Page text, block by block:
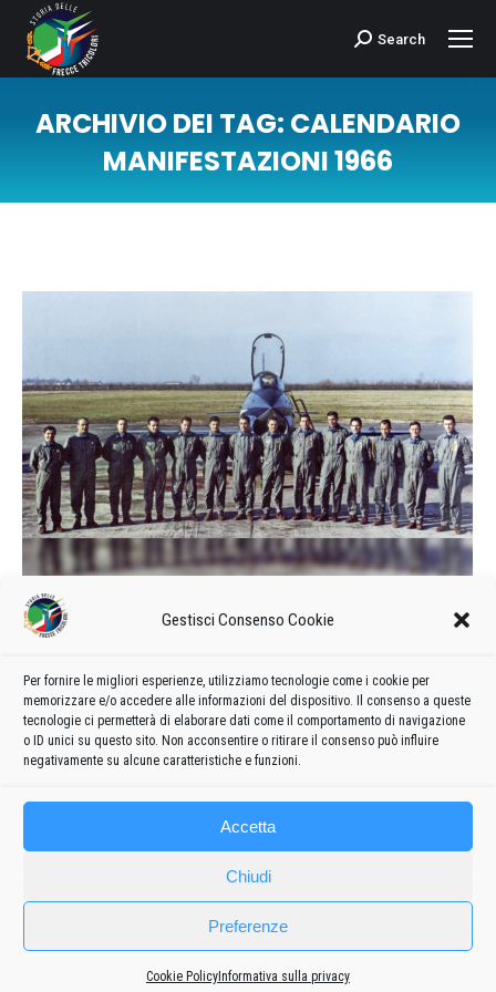
Gestisci Consenso Cookie
Per fornire le migliori esperienze, utilizziamo tecnologie come i cookie per
memorizzare e/o accedere alle informazioni del dispositivo. Il consenso a queste
tecnologie ci permetterà di elaborare dati come il comportamento di navigazione
o ID unici su questo sito. Non acconsentire o ritirare il consenso può influire
negativamente su alcune caratteristiche e funzioni.
Accetta
Chiudi
Preferenze
Cookie Policy Informativa sulla privacy
Cerca:Search
ARCHIVIO DEI TAG: CALENDARIO
MANIFESTAZIONI 1966
Calendario delle manifestazioni e
formazione del 1966
1966 admin8235 12 Giugno 2020 1 commento
Formazione e calendario 1966 delle manifestazioni delle
Frecce Tricolori
Frecce